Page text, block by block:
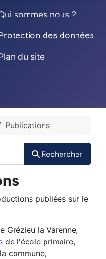
sommes nous ?
des données
du site
Publications
Rechercher
publiées sur le
Grézieu la Varenne,
de l'école primaire,
commune,